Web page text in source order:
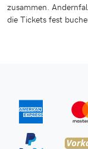
zusammen.
die Tickets fest